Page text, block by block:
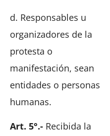
d. Responsables u
organizadores de la
protesta o
manifestación, sean
entidades o personas
humanas.
Art. 5°.- Recibida la